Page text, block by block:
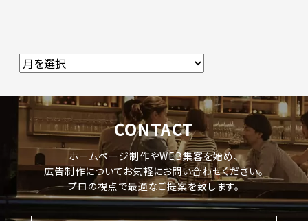
CONTACT
ホームページ制作やWEB集客を始め、
広告制作についてお気軽にお問い合わせください。
プロの視点で最適なご提案を致します。